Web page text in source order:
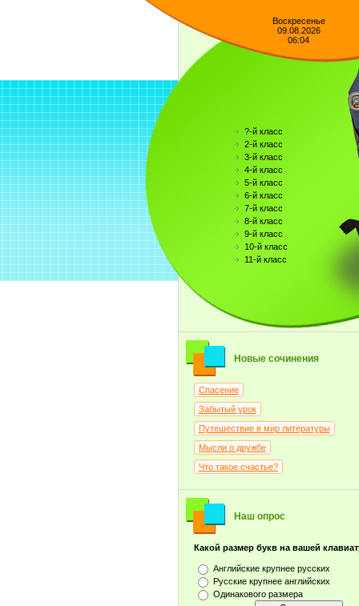
Воскресенье
09.08.2026
06:04
?-й класс
2-й класс
3-й класс
4-й класс
5-й класс
6-й класс
7-й класс
8-й класс
9-й класс
10-й класс
11-й класс
Новые сочинения
Спасение
Забытый урок
Путешествие в мир литературы
Мысли о дружбе
Что такое счастье?
Наш опрос
Какой размер букв на вашей
Английские крупнее русских
Русские крупнее английских
Одинакового размера